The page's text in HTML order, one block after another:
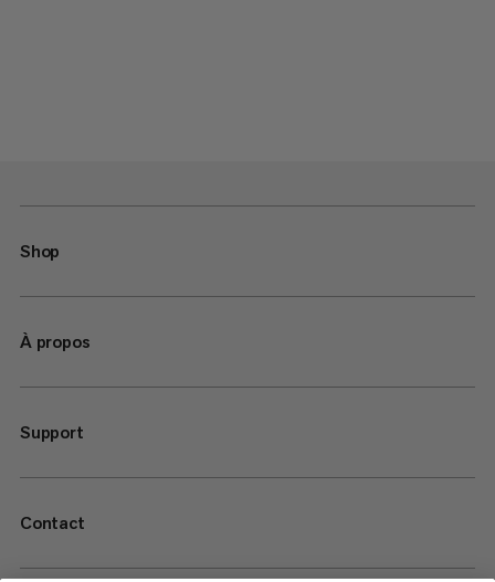
Shop
À propos
Support
Contact